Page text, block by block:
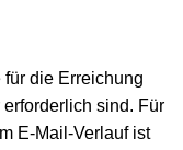
die Erreichung
sind. Für
E-Mail-Verlauf ist